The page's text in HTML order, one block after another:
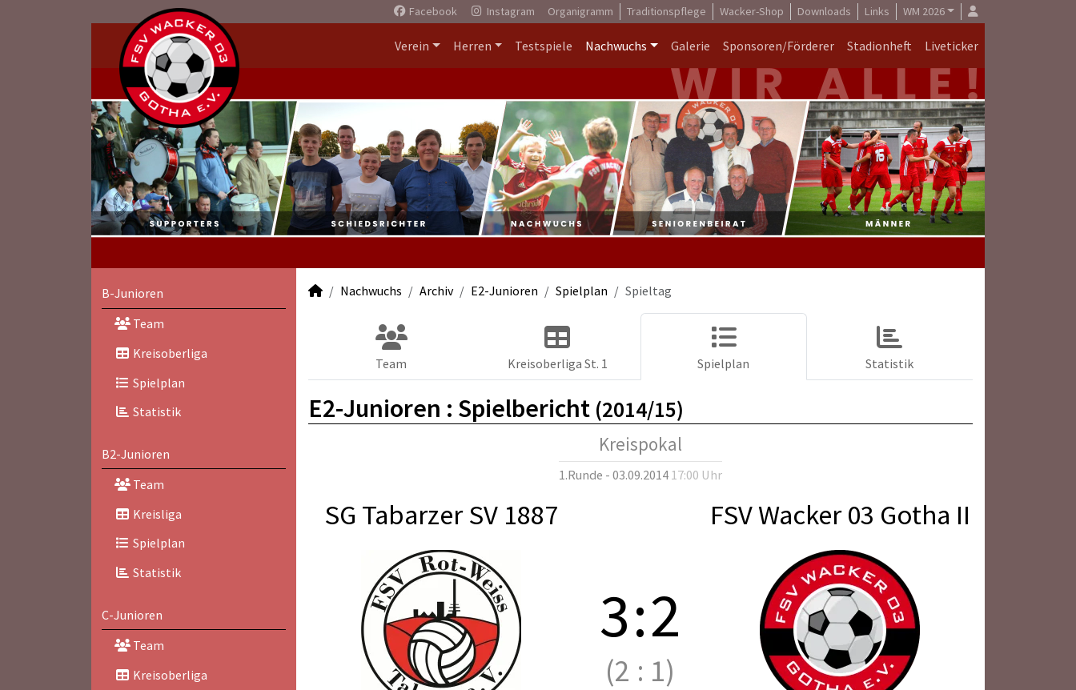
Facebook Instagram Organigramm Traditionspflege Wacker-Shop Downloads Links WM 2026
Verein Herren Testspiele Nachwuchs Galerie Sponsoren/Förderer Stadionheft Liveticker
B-Junioren
Team
Kreisoberliga
Spielplan
Statistik
B2-Junioren
Team
Kreisliga
Spielplan
Statistik
C-Junioren
Team
Kreisoberliga
Nachwuchs Archiv E2-Junioren Spielplan Spieltag
Team Kreisoberliga St. 1 Spielplan Statistik
E2-Junioren : Spielbericht (2014/15)
Kreispokal
1.Runde - 03.09.2014 17:00 Uhr
SG Tabarzer SV 1887 FSV Wacker 03 Gotha II
3:2
(2 : 1)